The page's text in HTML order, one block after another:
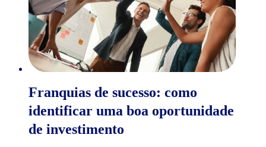
Franquias de sucesso: como
identificar uma boa oportunidade
de investimento